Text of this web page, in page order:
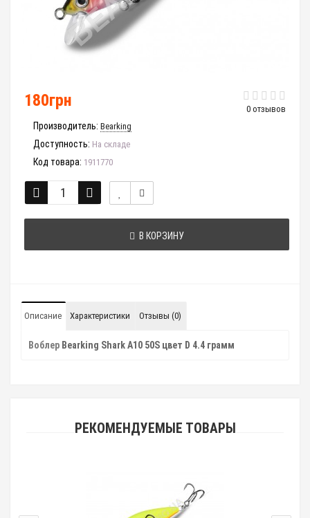
0 отзывов
180грн
Производитель: Bearking
Доступность: На складе
Код товара: 1911770
В КОРЗИНУ
Описание Характеристики Отзывы (0)
Воблер Bearking Shark A10 50S цвет D 4.4 грамм
РЕКОМЕНДУЕМЫЕ ТОВАРЫ